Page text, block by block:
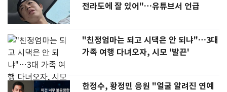
전라도에 잘 있어"…유튜브서 언급
"친정엄마는 되고 시댁은 안 되냐"…3대
가족 여행 다녀오자, 시모 '발끈'
한정수, 황정민 응원 "얼굴 알려진 연예